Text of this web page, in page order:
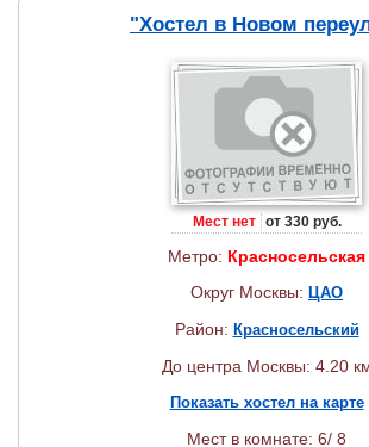
"Хостел в Новом
Мест нет от 330 руб.
Метро: Красносельская
Округ Москвы: ЦАО
Район: Красносельский
До центра Москвы: 4.20
Показать хостел на карте
Мест в комнате: 6/ 8